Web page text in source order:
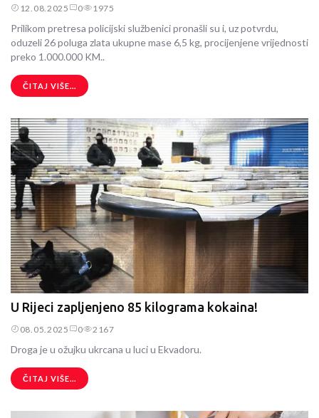
12.08.2025 0 1975
Prilikom pretresa policijski službenici pronašli su i, uz potvrdu,
oduzeli 26 poluga zlata ukupne mase 6,5 kg, procijenjene vrijednosti
preko 1.000.000 KM..
ČITAJ VIŠE...
U Rijeci zapljenjeno 85 kilograma kokaina!
08.05.2025 0 2167
Droga je u ožujku ukrcana u luci u Ekvadoru.
ČITAJ VIŠE...